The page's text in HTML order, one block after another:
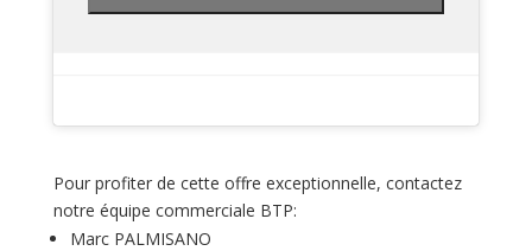
Pour profiter de cette offre exceptionnelle, contactez
notre équipe commerciale BTP:
Marc PALMISANO